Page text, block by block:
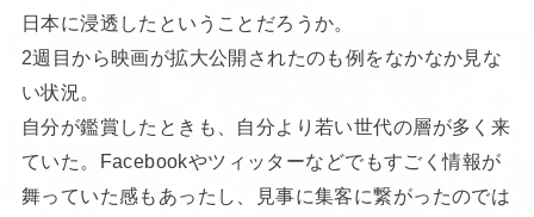
日本に浸透したということだろうか。
2週目から映画が拡大公開されたのも例をなかなか見な
い状況。
自分が鑑賞したときも、自分より若い世代の層が多く来
ていた。Facebookやツィッターなどでもすごく情報が
舞っていた感もあったし、見事に集客に繋がったのでは